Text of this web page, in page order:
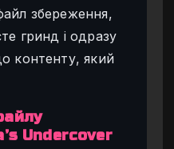
збереження,
гринд і одразу
контенту, який
Undercover